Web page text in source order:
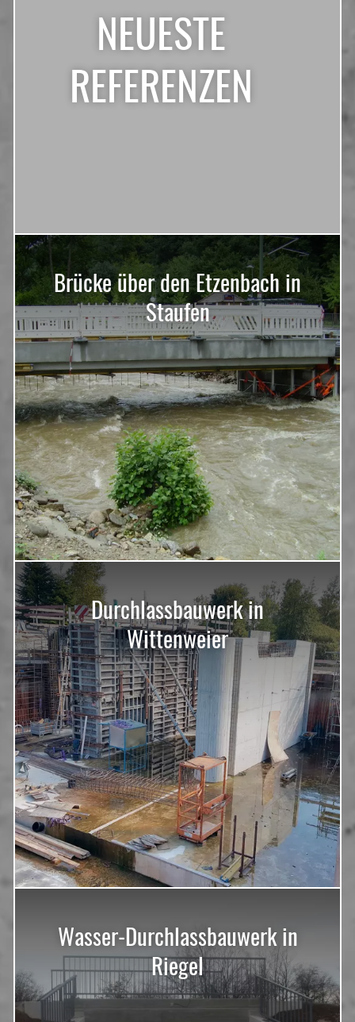
NEUESTE
REFERENZEN
Brücke über den Etzenbach in
Staufen
Durchlassbauwerk in
Wittenweier
Wasser-Durchlassbauwerk in
Riegel